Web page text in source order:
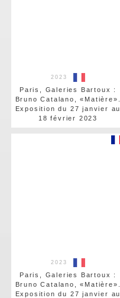
2023
Paris, Galeries Bartoux :
Bruno Catalano, «Matière».
Exposition du 27 janvier au
18 février 2023
2023
Paris, Galeries Bartoux :
Bruno Catalano, «Matière».
Exposition du 27 janvier au